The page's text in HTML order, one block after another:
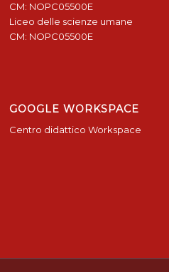
CM: NOPC05500E
Liceo delle scienze umane
CM: NOPC05500E
GOOGLE WORKSPACE
Centro didattico Workspace